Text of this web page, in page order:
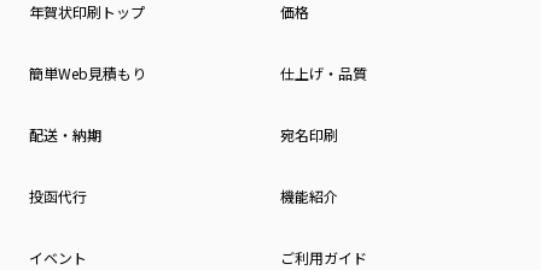
年賀状印刷トップ 価格
簡単Web見積もり 仕上げ・品質
配送・納期 宛名印刷
投函代行 機能紹介
イベント ご利用ガイド